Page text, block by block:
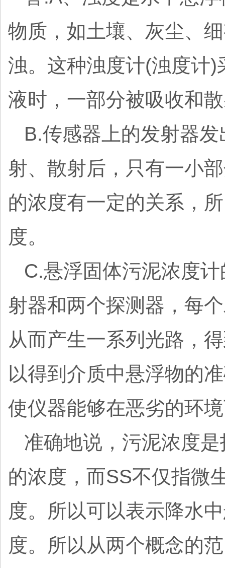
物质，如土壤、灰尘、
浊。这种浊度计(浊度计
液时，一部分被吸收和
B.传感器上的发射器
射、散射后，只有一小
的浓度有一定的关系，
度。
C.悬浮固体污泥浓度
射器和两个探测器，每
从而产生一系列光路，
以得到介质中悬浮物的
使仪器能够在恶劣的环
准确地说，污泥浓度
的浓度，而SS不仅指微
度。所以可以表示降水
度。所以从两个概念的